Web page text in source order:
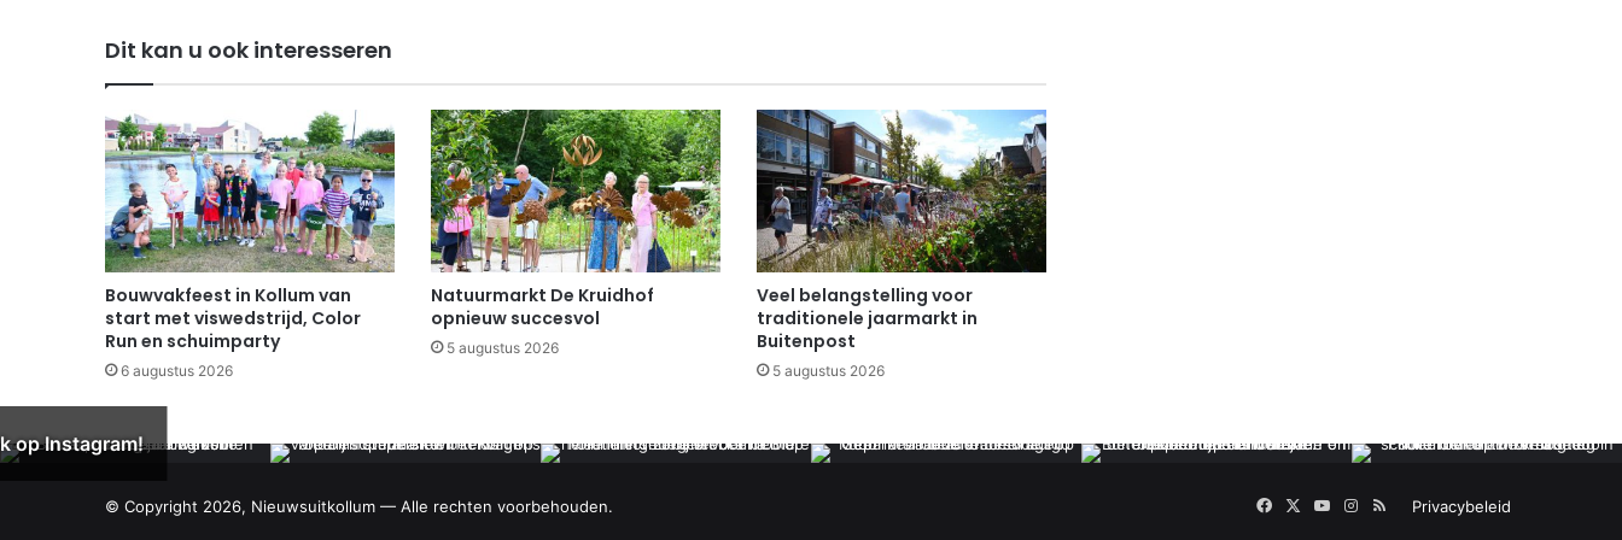
Dit kan u ook interesseren
Bouwvakfeest in Kollum van
start met viswedstrijd, Color
Run en schuimparty
6 augustus 2026
Natuurmarkt De Kruidhof
opnieuw succesvol
5 augustus 2026
Veel belangstelling voor
traditionele jaarmarkt in
Buitenpost
5 augustus 2026
op Instagram!
© Copyright 2026, Nieuwsuitkollum — Alle rechten voorbehouden. Privacybeleid
Facebook
X YouTubeInstagram
RSS